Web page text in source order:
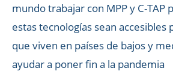
mundo trabajar con MPP y C-TAP
estas tecnologías sean accesibles
que viven en países de bajos y
ayudar a poner fin a la pandemia